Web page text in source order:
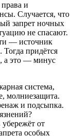
и
Случается, что
запрет ночных
не спасают.
— источник
придётся
а это — минус
система,
молниезащита.
и подсыпка.
от
особых